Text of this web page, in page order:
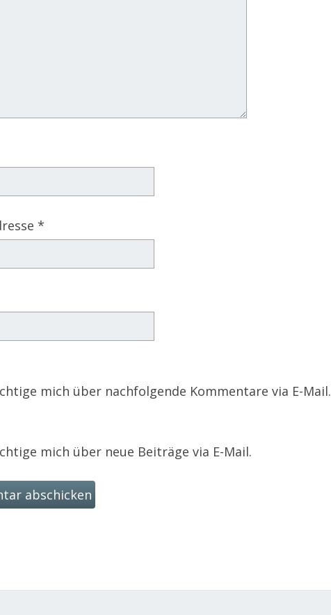
*
mich über nachfolgende Kommentare via E-Mail.
mich über neue Beiträge via E-Mail.